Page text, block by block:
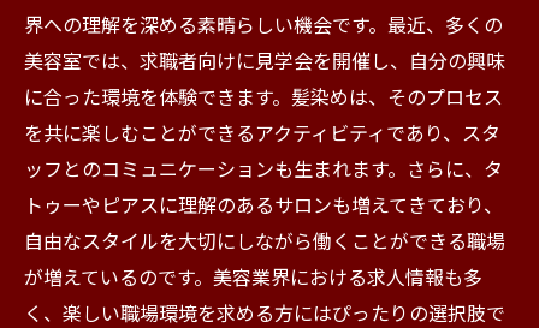
界への理解を深める素晴らしい機会です。最近、多くの
美容室では、求職者向けに見学会を開催し、自分の興味
に合った環境を体験できます。髪染めは、そのプロセス
を共に楽しむことができるアクティビティであり、スタ
ッフとのコミュニケーションも生まれます。さらに、タ
トゥーやピアスに理解のあるサロンも増えてきており、
自由なスタイルを大切にしながら働くことができる職場
が増えているのです。美容業界における求人情報も多
く、楽しい職場環境を求める方にはぴったりの選択肢で